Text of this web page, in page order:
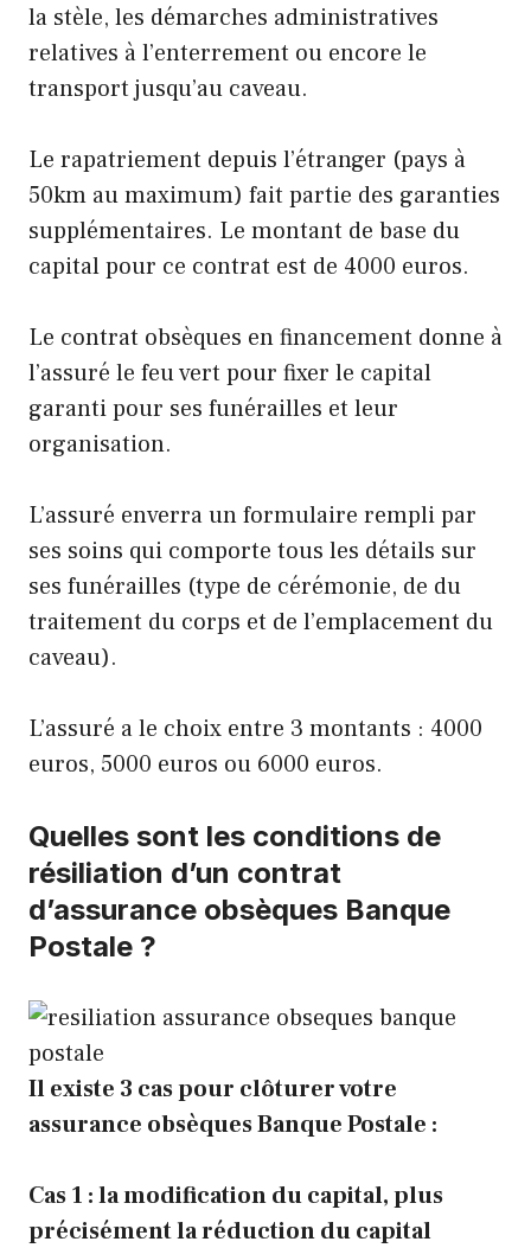
la stèle, les démarches administratives
relatives à l’enterrement ou encore le
transport jusqu’au caveau.
Le rapatriement depuis l’étranger (pays à
50km au maximum) fait partie des garanties
supplémentaires. Le montant de base du
capital pour ce contrat est de 4000 euros.
Le contrat obsèques en financement donne à
l’assuré le feu vert pour fixer le capital
garanti pour ses funérailles et leur
organisation.
L’assuré enverra un formulaire rempli par
ses soins qui comporte tous les détails sur
ses funérailles (type de cérémonie, de du
traitement du corps et de l’emplacement du
caveau).
L’assuré a le choix entre 3 montants : 4000
euros, 5000 euros ou 6000 euros.
Quelles sont les conditions de
résiliation d’un contrat
d’assurance obsèques Banque
Postale ?
Il existe 3 cas pour clôturer votre
assurance obsèques Banque Postale :
Cas 1 : la modification du capital, plus
précisément la réduction du capital